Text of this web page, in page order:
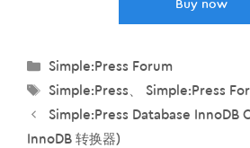
Buy now
分
类
Simple:Press Forum
标
签
Simple:Press 、 Simple:Press
Simple:Press Database InnoDB
InnoDB 转换器)